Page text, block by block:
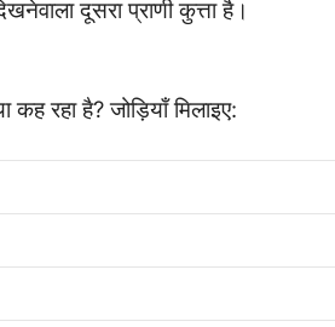
दूसरा प्राणी कुत्ता है।
कह रहा है? जोड़ियाँ मिलाइए: